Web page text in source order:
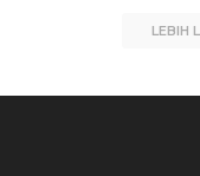
LEBIH